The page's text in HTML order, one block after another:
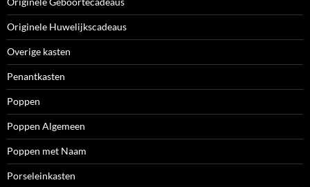
Originele Huwelijkscadeaus
Overige kasten
Penantkasten
Poppen
Poppen Algemeen
Poppen met Naam
Porseleinkasten